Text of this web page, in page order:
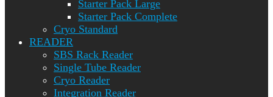
Starter Pack Large
Starter Pack Complete
Cryo Standard
READER
SBS Rack Reader
Single Tube Reader
Cryo Reader
Integration Reader